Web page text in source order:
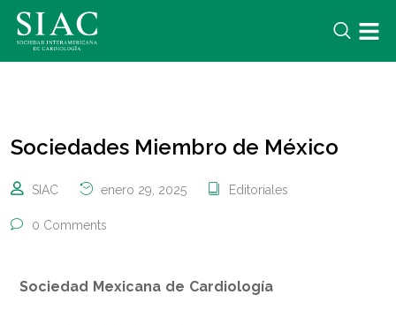
Sociedades Miembro de México
SIAC enero 29, 2025 Editoriales
0 Comments
Sociedad Mexicana de Cardiología